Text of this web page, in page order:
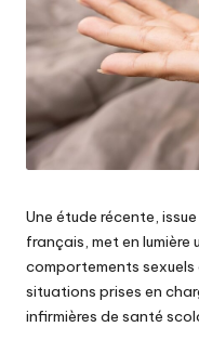
Une étude récente,
français, met en lumière
comportements
situations prises en
infirmières de santé